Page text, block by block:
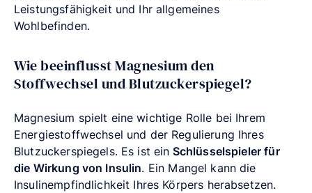
Leistungsfähigkeit und Ihr allgemeines
Wohlbefinden.
Wie beeinflusst Magnesium den
Stoffwechsel und Blutzuckerspiegel?
Magnesium spielt eine wichtige Rolle bei Ihrem
Energiestoffwechsel und der Regulierung Ihres
Blutzuckerspiegels. Es ist ein Schlüsselspieler für
die Wirkung von Insulin. Ein Mangel kann die
Insulinempfindlichkeit Ihres Körpers herabsetzen.